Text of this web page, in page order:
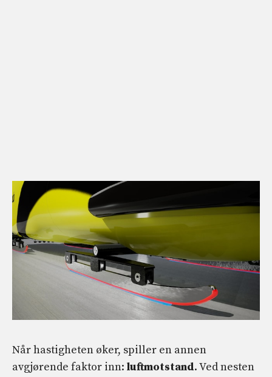
Når hastigheten øker, spiller en annen
avgjørende faktor inn: luftmotstand. Ved nesten